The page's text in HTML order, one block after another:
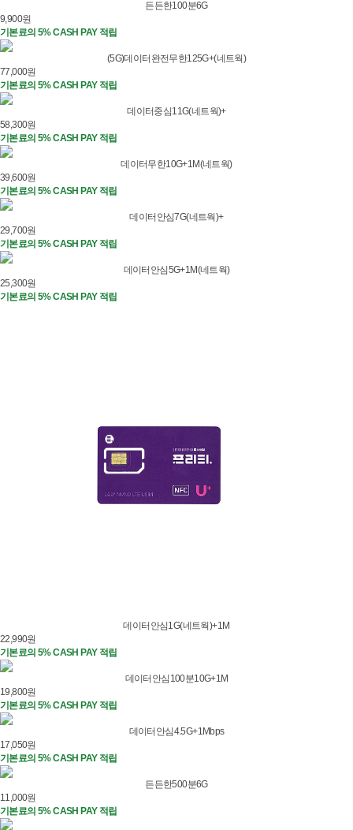
든든한100분6G
9,900원
기본료의 5% CASH PAY 적립
(5G)데이터완전무한125G+(네트웍)
77,000원
기본료의 5% CASH PAY 적립
데이터중심11G(네트웍)+
58,300원
기본료의 5% CASH PAY 적립
데이터무한10G+1M(네트웍)
39,600원
기본료의 5% CASH PAY 적립
데이터안심7G(네트웍)+
29,700원
기본료의 5% CASH PAY 적립
데이터안심5G+1M(네트웍)
25,300원
기본료의 5% CASH PAY 적립
데이터안심1G(네트웍)+1M
22,990원
기본료의 5% CASH PAY 적립
데이터안심100분10G+1M
19,800원
기본료의 5% CASH PAY 적립
데이터안심4.5G+1Mbps
17,050원
기본료의 5% CASH PAY 적립
든든한500분6G
11,000원
기본료의 5% CASH PAY 적립